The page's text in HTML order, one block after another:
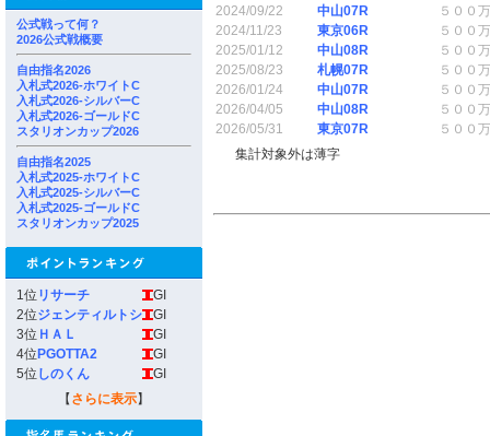
公式戦って何？
2026公式戦概要
自由指名2026
入札式2026-ホワイトC
入札式2026-シルバーC
入札式2026-ゴールドC
スタリオンカップ2026
自由指名2025
入札式2025-ホワイトC
入札式2025-シルバーC
入札式2025-ゴールドC
スタリオンカップ2025
1位 リサーチ
GI
2位ジェンティルトシ
GI
3位 ＨＡＬ
GI
4位 PGOTTA2
GI
5位 しのくん
GI
【 さらに表示】
2024/09/22
中山07R
５００
2024/11/23
東京06R
５００
2025/01/12
中山08R
５００
2025/08/23
札幌07R
５００
2026/01/24
中山07R
５００
2026/04/05
中山08R
５００
2026/05/31
東京07R
５００
集計対象外は薄字